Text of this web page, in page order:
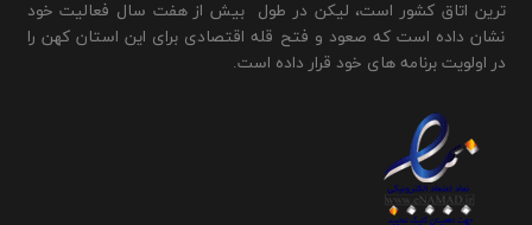
ترین اتاق کشور است، لیکن در طول بیش از هفت سال فعالیت خود
نشان داده است که صعود و فتح قله اقتصادی برای این استان کهن را
در اولویت برنامه های خود قرار داده است.